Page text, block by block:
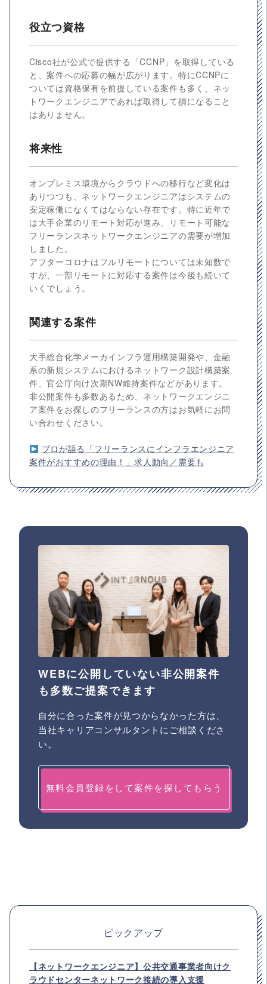
役立つ資格
Cisco社が公式で提供する「CCNP」を取得している
と、案件への応募の幅が広がります。特にCCNPに
ついては資格保有を前提している案件も多く、ネッ
トワークエンジニアであれば取得して損になること
はありません。
将来性
オンプレミス環境からクラウドへの移行など変化は
ありつつも、ネットワークエンジニアはシステムの
安定稼働になくてはならない存在です。特に近年で
は大手企業のリモート対応が進み、リモート可能な
フリーランスネットワークエンジニアの需要が増加
しました。
アフターコロナはフルリモートについては未知数で
すが、一部リモートに対応する案件は今後も続いて
いくでしょう。
関連する案件
大手総合化学メーカインフラ運用構築開発や、金融
系の新規システムにおけるネットワーク設計構築案
件、官公庁向け次期NW維持案件などがあります。
非公開案件も多数あるため、ネットワークエンジニ
ア案件をお探しのフリーランスの方はお気軽にお問
い合わせください。
プロが語る「フリーランスにインフラエンジニア
案件がおすすめの理由！」求人動向／需要も
WEBに公開していない非公開案件
も多数ご提案できます
自分に合った案件が見つからなかった方は、
当社キャリアコンサルタントにご相談くださ
い。
無料会員登録をして案件を探してもらう
ピックアップ
【ネットワークエンジニア】公共交通事業者向けク
ラウドセンターネットワーク接続の導入支援